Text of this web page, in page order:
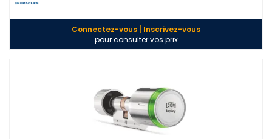
Connectez-vous | Inscrivez-vous
pour consulter vos prix